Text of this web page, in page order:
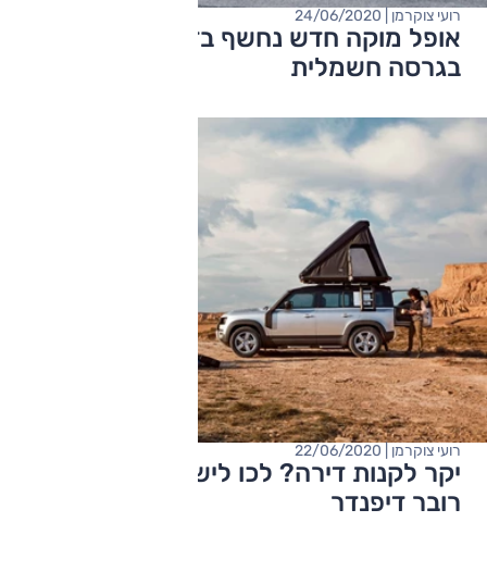
אופל מוקה חדש נחשף בדרך לישראל - וגם
בגרסה חשמלית
רועי צוקרמן | 24/06/2020
יקר לקנות דירה? לכו לישון על גג של לנד
רובר דיפנדר
רועי צוקרמן | 22/06/2020